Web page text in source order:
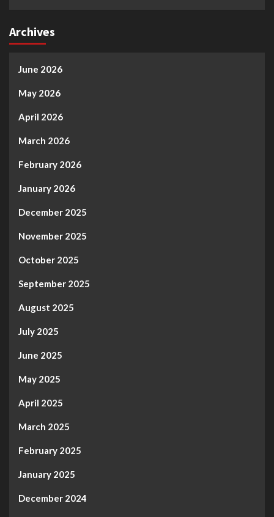
Archives
June 2026
May 2026
April 2026
March 2026
February 2026
January 2026
December 2025
November 2025
October 2025
September 2025
August 2025
July 2025
June 2025
May 2025
April 2025
March 2025
February 2025
January 2025
December 2024